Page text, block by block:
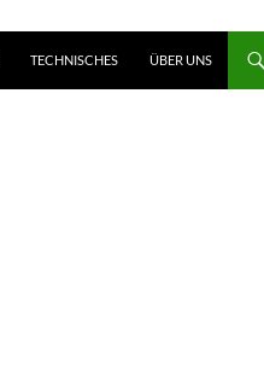
TECHNISCHES ÜBER UNS